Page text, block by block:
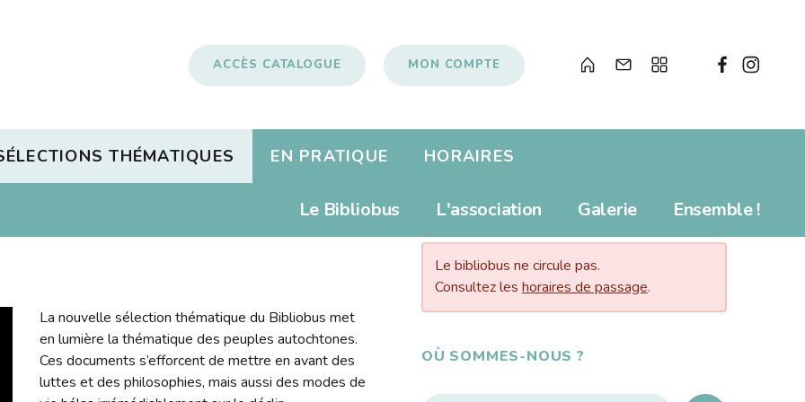
ACCÈS CATALOGUE MON COMPTE
Nouveautés
Albums pour enfants
Lire dans d'autres langues
Livres numériques
Propositions d'achat
THÉMATIQUES EN PRATIQUE
Prolonger
Pour les classes
Tarifs
HORAIRES
Le Bibliobus
Anecdotes
Rapports d'activités
Contact Liens
L'association Galerie
Souvenirs, souvenirs...
Ensemble !
La nouvelle sélection thématique du Bibliobus met
en lumière la thématique des peuples autochtones.
Ces documents s’efforcent de mettre en avant des
luttes et des philosophies, mais aussi des modes de
AUJOURD’HUI…
Le bibliobus ne circule pas.
Consultez leshoraires de passage.
OÙ SOMMES-NOUS ?